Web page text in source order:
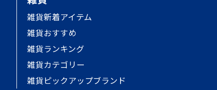
雑貨新着アイテム
雑貨おすすめ
雑貨ランキング
雑貨カテゴリー
雑貨ピックアップブランド